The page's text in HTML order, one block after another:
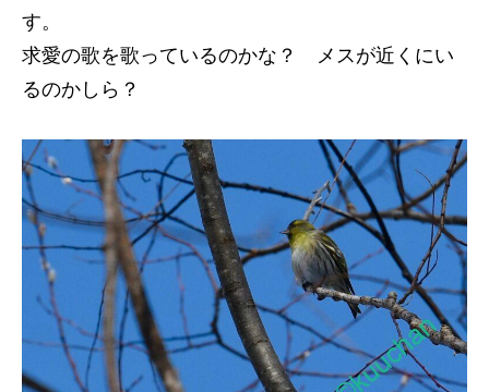
す。
求愛の歌を歌っているのかな？ メスが近くにい
るのかしら？